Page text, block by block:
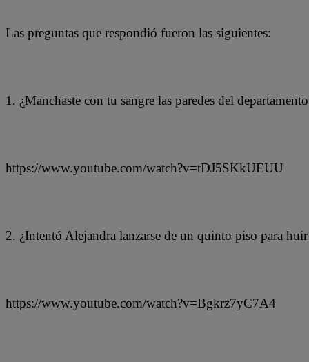
Las preguntas que respondió fueron las siguientes:
1. ¿Manchaste con tu sangre las paredes del
https://www.youtube.com/watch?v=tDJ5SKkUEUU
2. ¿Intentó Alejandra lanzarse de un quinto piso para
https://www.youtube.com/watch?v=Bgkrz7yC7A4